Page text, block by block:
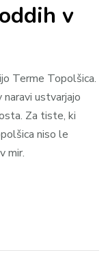
v
Terme Topolšica.
ustvarjajo
Za tiste, ki
niso le
mir.